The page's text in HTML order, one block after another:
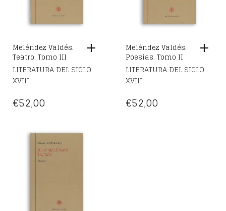
Meléndez Valdés.
Teatro. Tomo III
LITERATURA DEL SIGLO
XVIII
€52,00
Meléndez Valdés.
Poesías. Tomo II
LITERATURA DEL SIGLO
XVIII
€52,00